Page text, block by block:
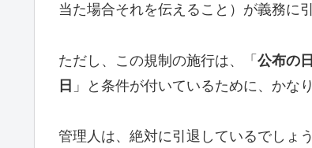
当た場合それを伝えること）が義務に
ただし、この規制の施行は、「 公布の
日 」と条件が付いているために、かな
管理人は、絶対に引退しているでしょう